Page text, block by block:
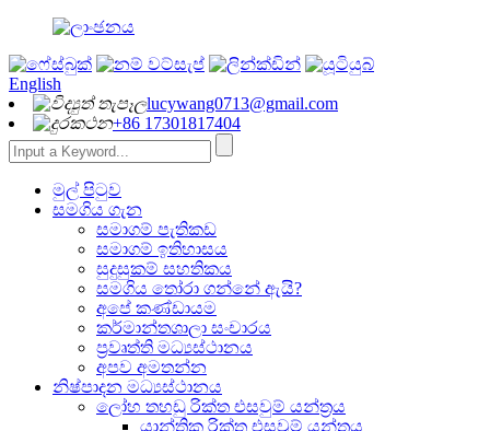
English
lucywang0713@gmail.com
+86 17301817404
මුල් පිටුව
සමගිය ගැන
සමාගම් පැතිකඩ
සමාගම් ඉතිහාසය
සුදුසුකම් සහතිකය
සමගිය තෝරා ගන්නේ ඇයි?
අපේ කණ්ඩායම
කර්මාන්තශාලා සංචාරය
ප්‍රවෘත්ති මධ්‍යස්ථානය
අපව අමතන්න
නිෂ්පාදන මධ්‍යස්ථානය
ලෝහ තහඩු රික්ත එසවුම් යන්ත්‍රය
යාන්ත්‍රික රික්ත එසවුම් යන්ත්‍රය